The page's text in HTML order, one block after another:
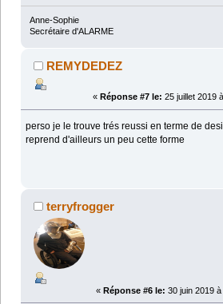
Anne-Sophie
Secrétaire d'ALARME
REMYDEDEZ
« Réponse #7 le: 25 juillet 2019
perso je le trouve trés reussi en terme de
reprend d'ailleurs un peu cette forme
terryfrogger
« Réponse #6 le: 30 juin 2019